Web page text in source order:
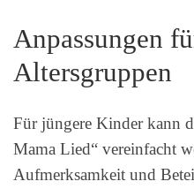
Anpassungen
Altersgruppen
Für jüngere Kinder kann
Mama Lied“ vereinfacht
Aufmerksamkeit und